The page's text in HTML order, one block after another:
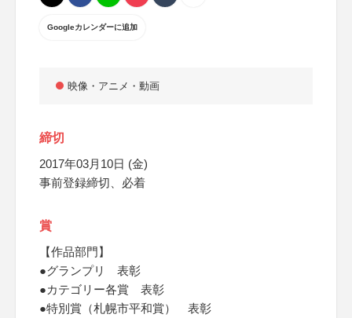
Googleカレンダーに追加
映像・アニメ・動画
締切
2017年03月10日 (金)
事前登録締切、必着
賞
【作品部門】
●グランプリ 表彰
●カテゴリー各賞 表彰
●特別賞（札幌市平和賞） 表彰